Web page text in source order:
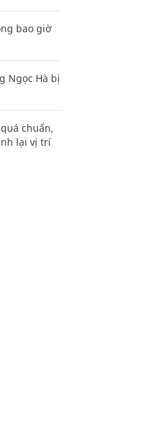
bao giờ
Ngọc Hà bị
chuẩn,
lại vị trí